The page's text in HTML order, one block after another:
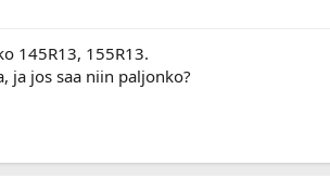
145R13, 155R13.
ja jos saa niin paljonko?